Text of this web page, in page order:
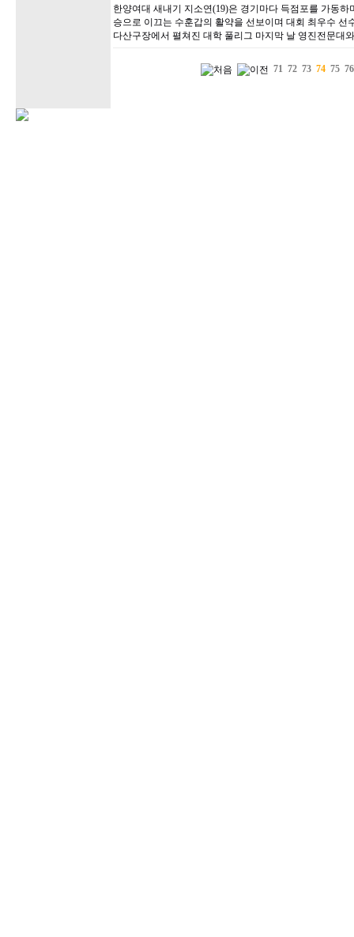
한양여대 새내기 지소연(19)은 경기마다 득점포를 가동
승으로 이끄는 수훈갑의 활약을 선보이며 대회 최우수
다산구장에서 펼쳐진 대학 풀리그 마지막 날 영진전문대
71 72 73 74 75 76